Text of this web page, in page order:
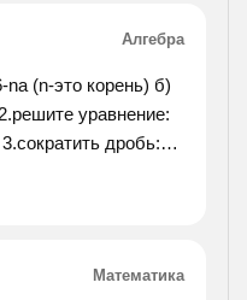
Алгебра
nа (n-это корень) б)
уравнение:
дробь:
Математика